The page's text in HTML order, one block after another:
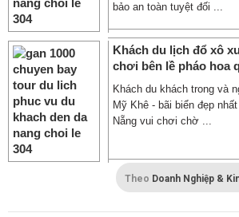
bảo an toàn tuyệt đối ...
Khách du lịch đổ xô
chơi bên lề pháo hoa
Khách du khách trong và
Mỹ Khê - bãi biển đẹp
Nẵng vui chơi chờ ...
Theo Doanh Nghiệp &